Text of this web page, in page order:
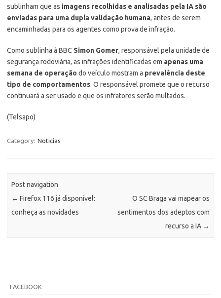
sublinham que as imagens recolhidas e analisadas pela IA são
enviadas para uma dupla validação humana, antes de serem
encaminhadas para os agentes como prova de infração.
Como sublinha à BBC Simon Gomer, responsável pela unidade de
segurança rodoviária, as infrações identificadas em apenas uma
semana de operação do veículo mostram a prevalência deste
tipo de comportamentos. O responsável promete que o recurso
continuará a ser usado e que os infratores serão multados.
(Telsapo)
Category: Noticias
Post navigation
← Firefox 116 já disponível:
conheça as novidades
O SC Braga vai mapear os
sentimentos dos adeptos com
recurso a IA →
FACEBOOK